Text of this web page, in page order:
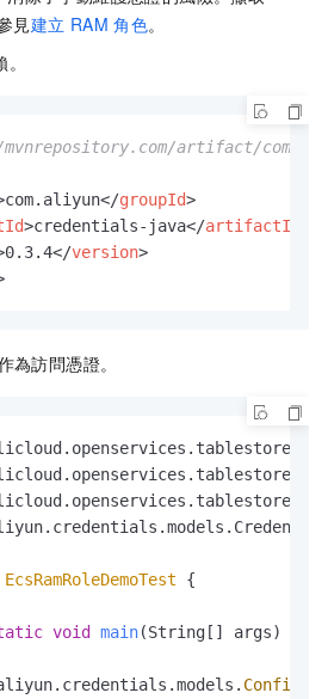
credential =
credentialsProvider進行後續操作...
見建立 RAM 角色。
artifact/
com.aliyun</groupId>
>credentials-java</artifactId
0.3.4</version>
為訪問憑證。
EcsRamRoleDemoTest {
void main(String[] args)
Config